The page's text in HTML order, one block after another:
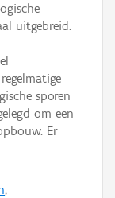
uitgebreid.
sporen
om een
Er
;